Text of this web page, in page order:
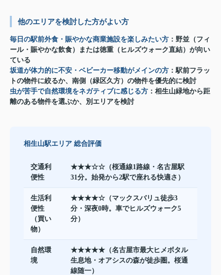
他のエリアを検討した方がよい方
毎日の駅前外食・賑やかな商業施設を楽しみたい方 ：野並（フィ
ール・賑やかな飲食）または徳重（ヒルズウォーク直結）が向い
ている
坂道が体力的に不安・ベビーカー移動がメインの方 ：駅前フラッ
トの物件に絞るか、南側（緑区久方）の物件を優先的に検討
虫が苦手で自然環境をネガティブに感じる方 ：相生山緑地から距
離のある物件を選ぶか、別エリアを検討
相生山駅エリア 総合評価
交通利
便性
★★★☆☆（桜通線1路線・名古屋駅
31分。始発から2駅で座れる快適さ）
生活利
便性
（買い
物）
★★★★☆（マックスバリュ徒歩3
分・深夜0時。車でヒルズウォーク5
分）
自然環
境
★★★★★（名古屋市最大ヒメボタル
生息地・オアシスの森が徒歩圏。桜通
線随一）